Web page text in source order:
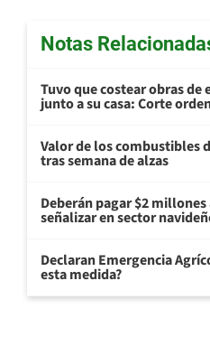
Notas
Tuvo que costear obras
junto a su casa: Corte
Valor de los combustibles
tras semana de alzas
Deberán pagar $2
señalizar en sector
Declaran Emergencia
esta medida?